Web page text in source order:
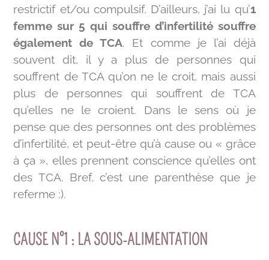
restrictif et/ou compulsif. D’ailleurs, j’ai lu qu’1
femme sur 5 qui souffre d’infertilité souffre
également de TCA. Et comme je l’ai déjà
souvent dit, il y a plus de personnes qui
souffrent de TCA qu’on ne le croit, mais aussi
plus de personnes qui souffrent de TCA
qu’elles ne le croient. Dans le sens où je
pense que des personnes ont des problèmes
d’infertilité, et peut-être qu’à cause ou « grâce
à ça », elles prennent conscience qu’elles ont
des TCA. Bref, c’est une parenthèse que je
referme :).
CAUSE N°1 : LA SOUS-ALIMENTATION